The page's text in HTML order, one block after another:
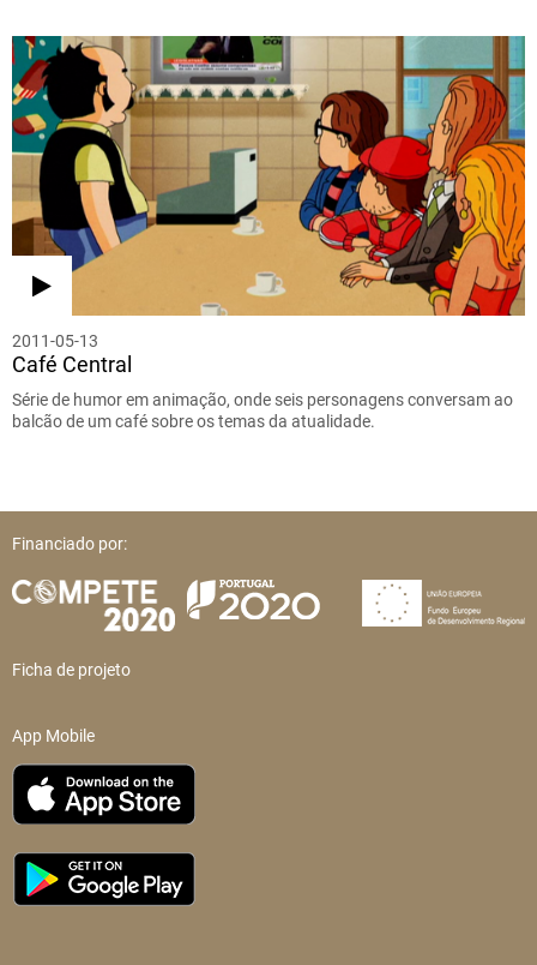
2011-05-13
Café Central
Série de humor em animação, onde seis personagens conversam ao
balcão de um café sobre os temas da atualidade.
Financiado por:
Ficha de projeto
App Mobile